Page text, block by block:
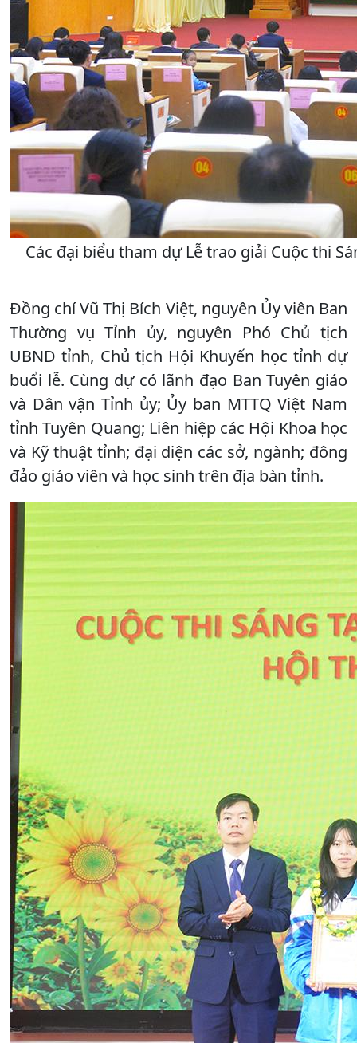
Các đại biểu tham dự Lễ trao giải Cuộc thi
Đồng chí Vũ Thị Bích Việt, nguyên Ủy viên Ban
Thường vụ Tỉnh ủy, nguyên Phó Chủ tịch
UBND tỉnh, Chủ tịch Hội Khuyến học tỉnh dự
buổi lễ. Cùng dự có lãnh đạo Ban Tuyên giáo
và Dân vận Tỉnh ủy; Ủy ban MTTQ Việt Nam
tỉnh Tuyên Quang; Liên hiệp các Hội Khoa học
và Kỹ thuật tỉnh; đại diện các sở, ngành; đông
đảo giáo viên và học sinh trên địa bàn tỉnh.